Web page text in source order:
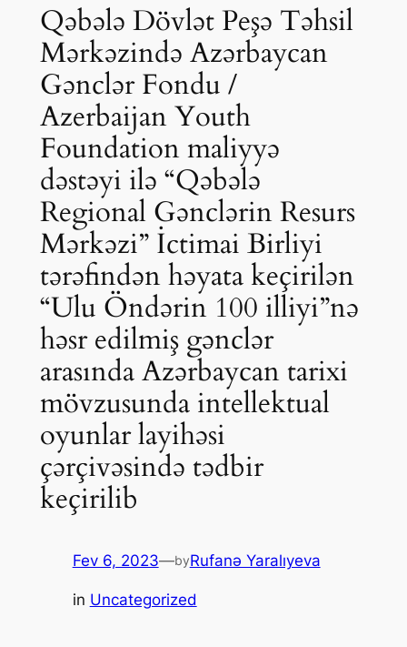
Qəbələ Dövlət Peşə Təhsil
Mərkəzində Azərbaycan
Gənclər Fondu /
Azerbaijan Youth
Foundation maliyyə
dəstəyi ilə “Qəbələ
Regional Gənclərin Resurs
Mərkəzi” İctimai Birliyi
tərəfindən həyata keçirilən
“Ulu Öndərin 100 illiyi”nə
həsr edilmiş gənclər
arasında Azərbaycan tarixi
mövzusunda intellektual
oyunlar layihəsi
çərçivəsində tədbir
keçirilib
Fev 6, 2023—byRufanə Yaralıyeva
in Uncategorized